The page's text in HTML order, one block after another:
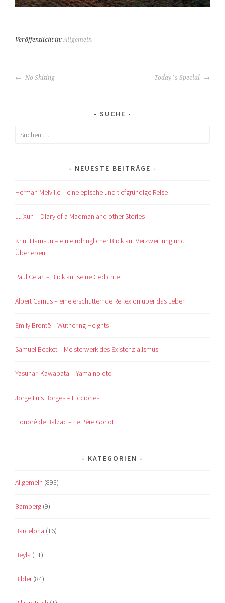
Veröffentlicht in: Allgemein
BEITRAGS-
No Shiting Today´s Special
SUCHE
Suchen
NEUESTE BEITRÄGE
Herman Melville – eine epische und tiefgründige Reise
Lu Xun – Diary of a Madman and other Stories
Knut Hamsun – ein eindringlicher Blick auf Verzweiflung und
Überleben
Paul Celan – Blick auf seine Gedichte
Albert Camus – eine erschütternde Reflexion über das Leben
Emily Brontë – Wuthering Heights
Samuel Becket – Meisterwerk des Existenzialismus
Yasunari Kawabata – Yama no oto
Jorge Luis Borges – Ficciones
Honoré de Balzac – Le Père Goriot
KATEGORIEN
Allgemein (893)
Bamberg (9)
Barcelona (16)
Beyla (11)
Bilder(84)